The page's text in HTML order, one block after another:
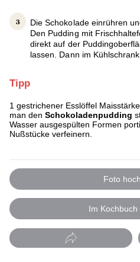
Die Schokolade einrühren
Den Pudding mit
direkt auf der
lassen. Dann im
Tipp
1 gestrichener Esslöffel
man den Schokoladenpudding
Wasser ausgespülten Formen
Nußstücke verfeinern.
Foto
Im Kochbuch